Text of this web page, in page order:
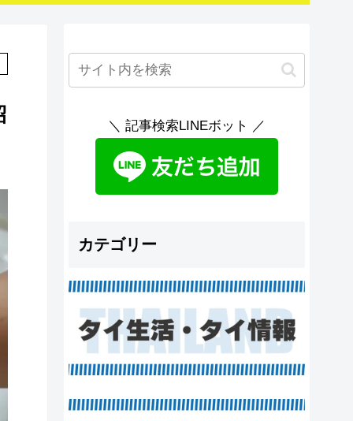
＼ 記事検索LINEボット ／
カテゴリー